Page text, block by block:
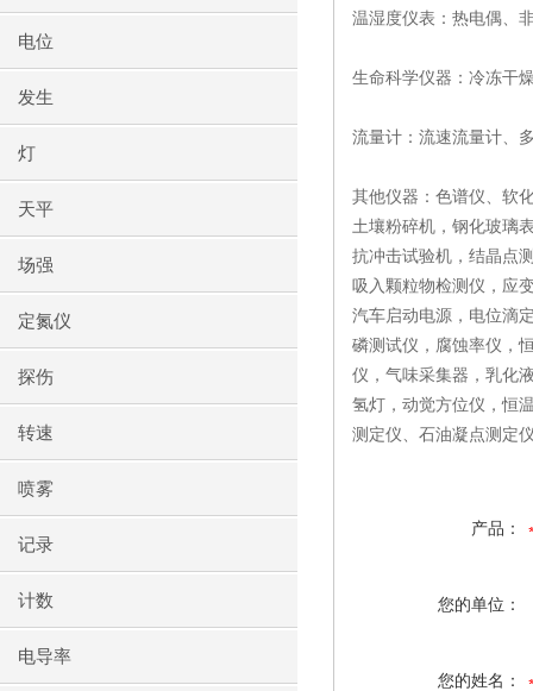
电位
发生
灯
天平
场强
定氮仪
探伤
转速
喷雾
记录
计数
电导率
温湿度仪表：热电偶、
生命科学仪器：冷冻干
流量计：流速流量计、
其他仪器：色谱仪、软
土壤粉碎机，钢化玻璃
抗冲击试验机，结晶点
吸入颗粒物检测仪，应
汽车启动电源，电位滴
磷测试仪，腐蚀率仪，
仪，气味采集器，乳化
氢灯，动觉方位仪，恒
测定仪、石油凝点测定
产品：
您的单位：
您的姓名：